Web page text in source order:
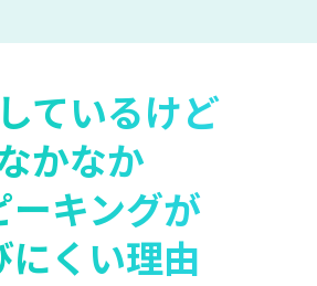
ているけど
かなか
ーキングが
にくい理由